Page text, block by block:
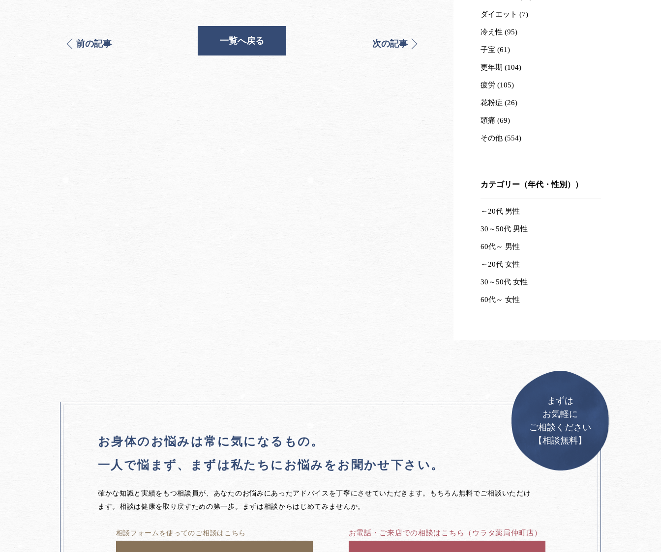
前の記事 一覧へ戻る 次の記事
ダイエット (7)
冷え性 (95)
子宝 (61)
更年期 (104)
疲労 (105)
花粉症 (26)
頭痛 (69)
その他 (554)
カテゴリー（年代・性別））
～20代 男性
30～50代 男性
60代～ 男性
～20代 女性
30～50代 女性
60代～ 女性
お身体のお悩みは常に気になるもの。
一人で悩まず、
まずは私たちに お悩みをお聞かせ下さい。
確かな知識と実績をもつ相談員が、あなたのお悩みにあったアドバイスを丁寧にさせていただきます。もちろん無料でご相談いただけ
ます。相談は健康を取り戻すための第一歩。まずは相談からはじめてみませんか。
相談フォームを使ってのご相談はこちら お電話・ご来店での相談はこちら （ウラタ薬局仲町店）
まずは
お気軽に
ご相談ください
【相談無料】